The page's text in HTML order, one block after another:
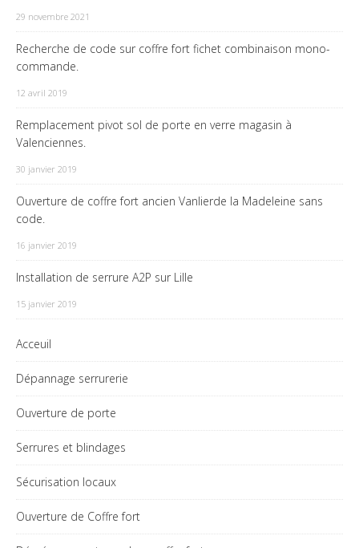
29 novembre 2021
Recherche de code sur coffre fort fichet combinaison mono-
commande.
12 avril 2019
Remplacement pivot sol de porte en verre magasin à
Valenciennes.
30 janvier 2019
Ouverture de coffre fort ancien Vanlierde la Madeleine sans
code.
16 janvier 2019
Installation de serrure A2P sur Lille
15 janvier 2019
Acceuil
Dépannage serrurerie
Ouverture de porte
Serrures et blindages
Sécurisation locaux
Ouverture de Coffre fort